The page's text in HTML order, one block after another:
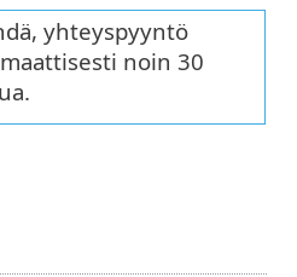
yhteyspyyntö
noin 30